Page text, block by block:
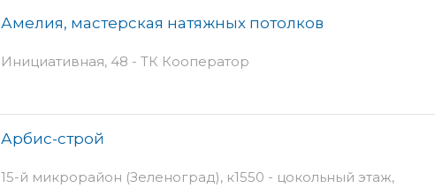
Амелия, мастерская натяжных потолков
Инициативная, 48 - ТК Кооператор
Арбис-строй
15-й микрорайон (Зеленоград), к1550 - цокольный этаж,